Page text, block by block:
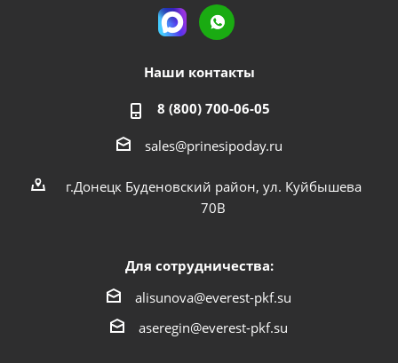
Наши контакты
8 (800) 700-06-05
sales@prinesipoday.ru
г.Донецк Буденовский район, ул. Куйбышева
70В
Для сотрудничества:
alisunova@everest-pkf.su
aseregin@everest-pkf.su